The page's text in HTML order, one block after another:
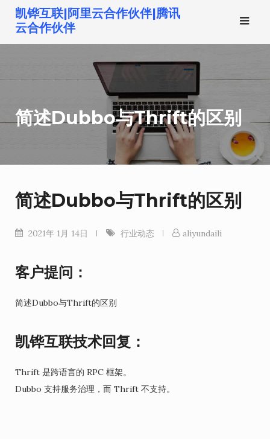
到
凯铧互联|阿里云合作伙伴|腾讯
云合作伙伴
简述Dubbo与Thrift的区别
简述Dubbo与Thrift的区别
2021年 1月 14日 行业动态 aliyundaili
客户提问：
简述Dubbo与Thrift的区别
凯铧互联技术回复：
Thrift 是跨语言的 RPC 框架。
Dubbo 支持服务治理，而 Thrift 不支持。